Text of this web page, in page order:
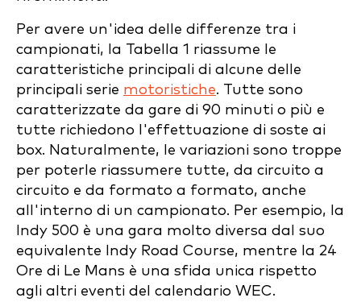
Per avere un'idea delle differenze tra i
campionati, la Tabella 1 riassume le
caratteristiche principali di alcune delle
principali serie motoristiche. Tutte sono
caratterizzate da gare di 90 minuti o più e
tutte richiedono l'effettuazione di soste ai
box. Naturalmente, le variazioni sono troppe
per poterle riassumere tutte, da circuito a
circuito e da formato a formato, anche
all'interno di un campionato. Per esempio, la
Indy 500 è una gara molto diversa dal suo
equivalente Indy Road Course, mentre la 24
Ore di Le Mans è una sfida unica rispetto
agli altri eventi del calendario WEC.